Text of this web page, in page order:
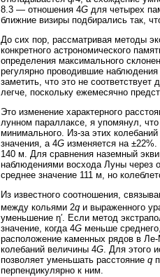
8.3 — отношения 4G для четырех
ближние визиры подбирались так,
До сих пор, рассматривая методы
конкретного астрономического
определения максимального
регулярно проводившие
заметить, что это не
легче, поскольку ежемесячно
Это изменение характерного
лунном параллаксе, я упомянул,
минимального. Из-за этих
значения, а 4G изменяется на
140 м. Для сравнения наземный
наблюдениями восхода Луны через
среднее значение 111 м, но
Из известного соотношения,
между кольями 2q и выраженного
уменьшение η′. Если метод
значение, когда 4G меньше
расположение каменных рядов в Ле-
колебаний величины 4G. Для этого
позволяет уменьшать расстояние q
перпендикулярно к ним.